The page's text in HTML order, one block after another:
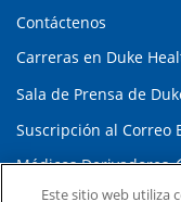
Contáctenos
Carreras en Duke
Sala de Prensa de
Suscripción al Correo
Médicos Derivadores
Este sitio web utiliza